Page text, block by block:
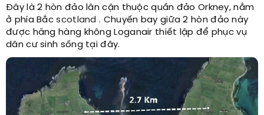
Đây là 2 hòn đảo lân cận thuộc quần đảo Orkney, nằm
ở phía Bắcscotland . Chuyến bay giữa 2 hòn đảo này
được hãng hàng không Loganair thiết lập để phục vụ
dân cư sinh sống tại đây.